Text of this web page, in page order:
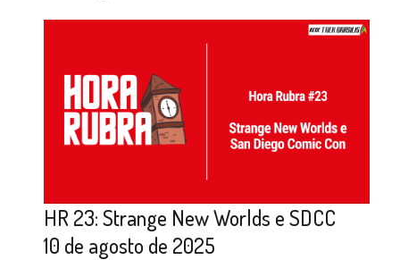
HR 23: Strange New Worlds e SDCC
10 de agosto de 2025